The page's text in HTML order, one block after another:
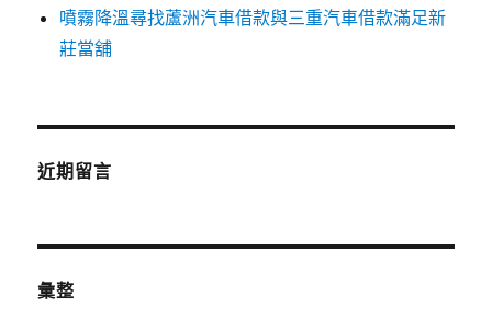
噴霧降溫尋找蘆洲汽車借款與三重汽車借款滿足新
莊當舖
近期留言
彙整